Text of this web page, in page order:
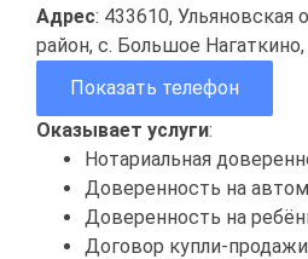
Адрес: 433610, Ульяновская
район, с. Большое Нагаткино,
Показать телефон
Оказывает услуги:
Нотариальная
Доверенность на
Доверенность на
Договор купли-продажи